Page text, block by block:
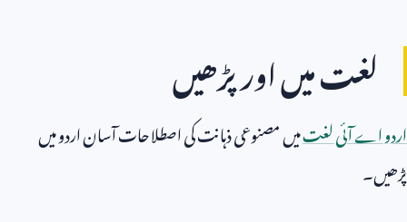
لغت میں اور پڑھیں
اردو اے آئی لغتمیں مصنوعی ذہانت کی اصطلاحات آسان اردو میں
پڑھیں۔